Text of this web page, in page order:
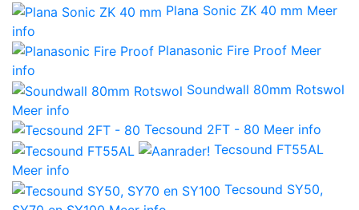
Plana Sonic ZK 40 mm Meer
info
Planasonic Fire Proof Meer
info
Soundwall 80mm Rotswol
Meer info
Tecsound 2FT - 80 Meer info
Tecsound FT55AL
Meer info
Tecsound SY50,